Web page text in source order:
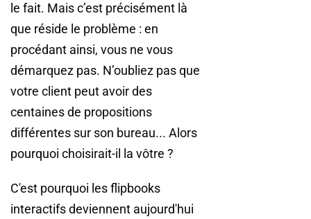
le fait. Mais c’est précisément là
que réside le problème : en
procédant ainsi, vous ne vous
démarquez pas. N’oubliez pas que
votre client peut avoir des
centaines de propositions
différentes sur son bureau... Alors
pourquoi choisirait-il la vôtre ?
C'est pourquoi les flipbooks
interactifs deviennent aujourd'hui